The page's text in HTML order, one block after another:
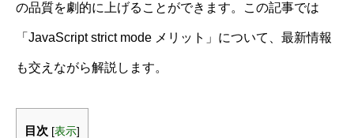
の品質を劇的に上げることができます。この記事では
「JavaScript strict mode メリット」について、最新情報
も交えながら解説します。
目次 [表示]